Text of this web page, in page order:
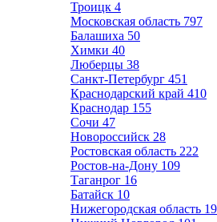
Троицк 4
Московская область 797
Балашиха 50
Химки 40
Люберцы 38
Санкт-Петербург 451
Краснодарский край 410
Краснодар 155
Сочи 47
Новороссийск 28
Ростовская область 222
Ростов-на-Дону 109
Таганрог 16
Батайск 10
Нижегородская область